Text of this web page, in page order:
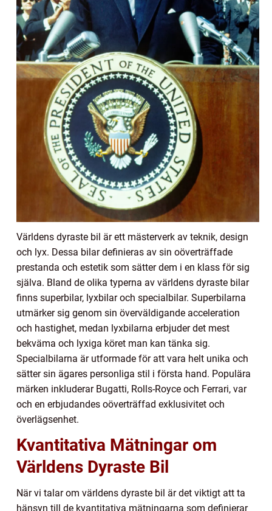
Världens dyraste bil är ett mästerverk av teknik, design
och lyx. Dessa bilar definieras av sin oöverträffade
prestanda och estetik som sätter dem i en klass för sig
själva. Bland de olika typerna av världens dyraste bilar
finns superbilar, lyxbilar och specialbilar. Superbilarna
utmärker sig genom sin överväldigande acceleration
och hastighet, medan lyxbilarna erbjuder det mest
bekväma och lyxiga köret man kan tänka sig.
Specialbilarna är utformade för att vara helt unika och
sätter sin ägares personliga stil i första hand. Populära
märken inkluderar Bugatti, Rolls-Royce och Ferrari, var
och en erbjudandes oöverträffad exklusivitet och
överlägsenhet.
Kvantitativa Mätningar om
Världens Dyraste Bil
När vi talar om världens dyraste bil är det viktigt att ta
hänsyn till de kvantitativa mätningarna som definierar